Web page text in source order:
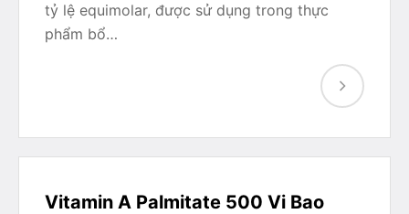
tỷ lệ equimolar, được sử dụng trong thực
phẩm bổ…
Vitamin A Palmitate 500 Vi Bao